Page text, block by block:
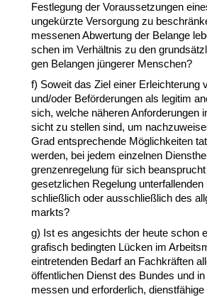
Fest­le­gung der Vor­aus­set­zun­gen
un­gekürz­te Ver­sor­gung zu
mes­se­nen Ab­wer­tung der Be­lan­ge
schen im Verhält­nis zu den
gen Be­lan­gen jünge­rer Men­schen?
f) So­weit das Ziel ei­ner Er­leich­te­rung
und/oder Beförde­run­gen als le­gi­tim
sich, wel­che nähe­ren An­for­de­run­gen
sicht zu stel­len sind, um
Grad ent­spre­chen­de Möglich­kei­ten
wer­den, bei je­dem ein­zel­nen
gren­zen­re­ge­lung für sich
ge­setz­li­chen Re­ge­lung
sch­ließlich oder aus­sch­ließlich des
markts?
g) Ist es an­ge­sichts der heu­te schon
gra­fisch be­ding­ten Lücken im
ein­tre­ten­den Be­darf an Fach­kräften
öffent­li­chen Dienst des Bun­des und
mes­sen und er­for­der­lich,